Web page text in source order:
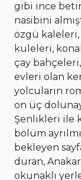
gibi ince
nasibini
özgü kaleleri,
kuleleri,
çay
evleri olan
yolcuların
on üç
Şenlikleri ile
bölüm
bekleyen
duran,
okunaklı